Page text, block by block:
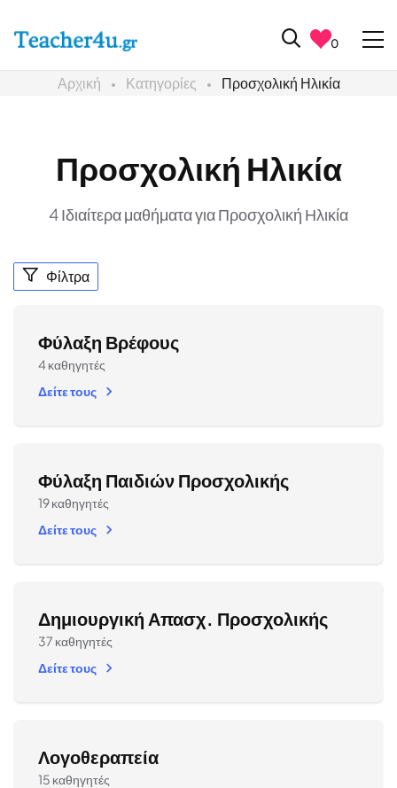
0
Αρχική Κατηγορίες Προσχολική Ηλικία
Προσχολική Ηλικία
4 Ιδιαίτερα μαθήματα για Προσχολική Ηλικία
Φίλτρα
Φύλαξη Βρέφους
4 καθηγητές
Δείτε τους
Φύλαξη Παιδιών Προσχολικής
19 καθηγητές
Δείτε τους
Δημιουργική Απασχ. Προσχολικής
37 καθηγητές
Δείτε τους
Λογοθεραπεία
15 καθηγητές